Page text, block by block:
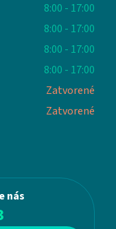
8:00 - 17:00
8:00 - 17:00
8:00 - 17:00
8:00 - 17:00
Zatvorené
Zatvorené
nás